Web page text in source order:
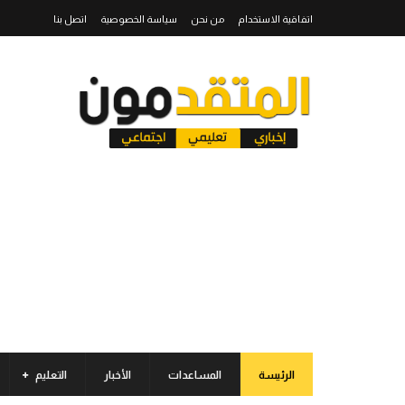
اتفاقية الاستخدام من نحن سياسة الخصوصية اتصل بنا
الرئيسة المساعدات الأخبار التعليم